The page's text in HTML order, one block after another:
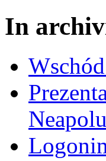
In
Neapolu